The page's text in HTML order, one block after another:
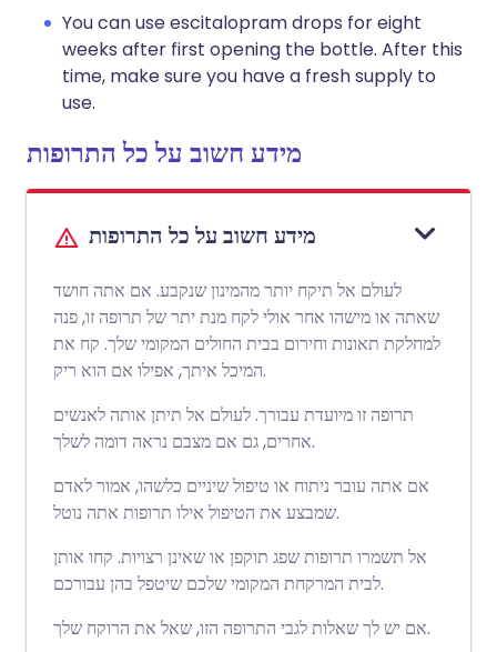
You can use escitalopram drops for eight
weeks after first opening the bottle. After this
time, make sure you have a fresh supply to
use.
מידע חשוב על כל התרופות
מידע חשוב על כל התרופות
לעולם אל תיקח יותר מהמינון שנקבע. אם אתה חושד
שאתה או מישהו אחר אולי לקח מנת יתר של תרופה זו, פנה
למחלקת תאונות וחירום בבית החולים המקומי שלך. קח את
המיכל איתך, אפילו אם הוא ריק.
תרופה זו מיועדת עבורך. לעולם אל תיתן אותה לאנשים
אחרים, גם אם מצבם נראה דומה לשלך.
אם אתה עובר ניתוח או טיפול שיניים כלשהו, אמור לאדם
שמבצע את הטיפול אילו תרופות אתה נוטל.
אל תשמרו תרופות שפג תוקפן או שאינן רצויות. קחו אותן
לבית המרקחת המקומי שלכם שיטפל בהן עבורכם.
אם יש לך שאלות לגבי התרופה הזו, שאל את הרוקח שלך.